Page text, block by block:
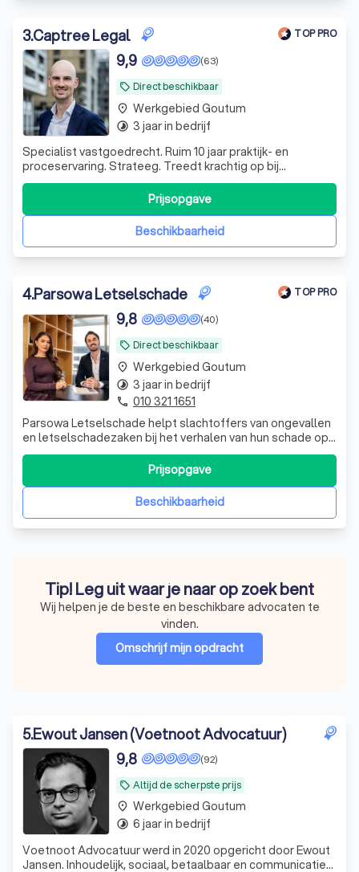
3.Captree Legal TOP PRO
local_offer Direct beschikbaar
(63)
9,9
Specialist vastgoedrecht. Ruim 10 jaar praktijk- en
proceservaring. Strateeg. Treedt krachtig op bij
conflicten. Hanteert een scherp tarief. 24/7 bereikbaar.
Beschikbaarheid
Prijsopgave
place Werkgebied Goutum
timelapse 3 jaar in bedrijf
4.Parsowa Letselschade TOP PRO
local_offer Direct beschikbaar
(40)
9,8
Parsowa Letselschade helpt slachtoffers van ongevallen
en letselschadezaken bij het verhalen van hun schade op
de aansprakelijke partij. Wij begrijpen dat een ongeval of
ingrijpende gebeurtenis niet alleen lichamelijke en
emotionele gevolgen heeft, maar ook financiële
onzekerheid kan veroorzaken. Da
Beschikbaarheid
Prijsopgave
place Werkgebied Goutum
timelapse 3 jaar in bedrijf
phone 010 321 1651
Tip! Leg uit waar je naar op zoek bent
Wij helpen je de beste en beschikbare advocaten te
vinden.
Omschrijf mijn opdracht
5.Ewout Jansen (Voetnoot Advocatuur)
local_offer Altijd de scherpste prijs
(92)
9,8
Voetnoot Advocatuur werd in 2020 opgericht door Ewout
Jansen. Inhoudelijk, sociaal, betaalbaar en communicatief
place Werkgebied Goutum
timelapse 6 jaar in bedrijf